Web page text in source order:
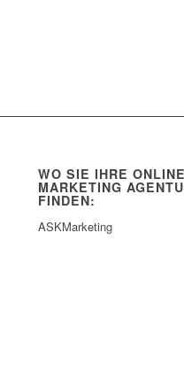
WO SIE IHRE ONLINE
MARKETING
FINDEN:
ASKMarketing